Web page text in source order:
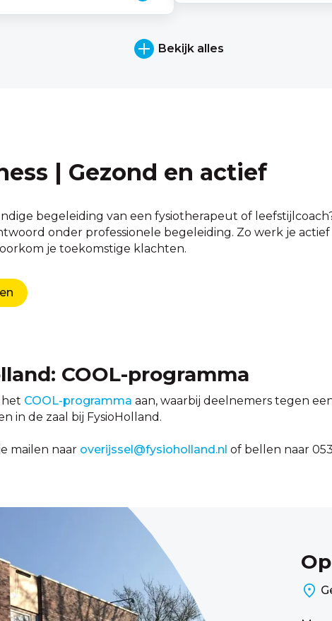
Bekijk alles
| Gezond en actief
begeleiding van een fysiotherapeut of
onder professionele begeleiding. Zo werk je actief
je toekomstige klachten.
COOL-programma
het COOL-programma aan, waarbij deelnemers tegen
in de zaal bij FysioHolland.
mailen naar overijssel@fysioholland.nl of bellen naar